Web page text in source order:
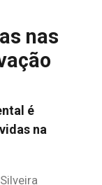
nas
é
na